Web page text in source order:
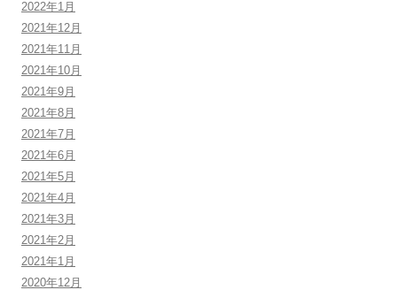
2022年1月
2021年12月
2021年11月
2021年10月
2021年9月
2021年8月
2021年7月
2021年6月
2021年5月
2021年4月
2021年3月
2021年2月
2021年1月
2020年12月